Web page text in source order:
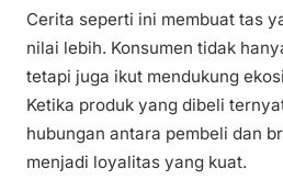
Cerita seperti ini membuat tas
nilai lebih. Konsumen tidak
tetapi juga ikut mendukung
Ketika produk yang dibeli
hubungan antara pembeli dan
menjadi loyalitas yang kuat.